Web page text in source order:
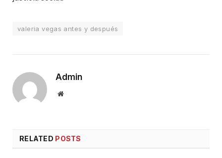
valeria vegas antes y después
Admin
Website
RELATED POSTS